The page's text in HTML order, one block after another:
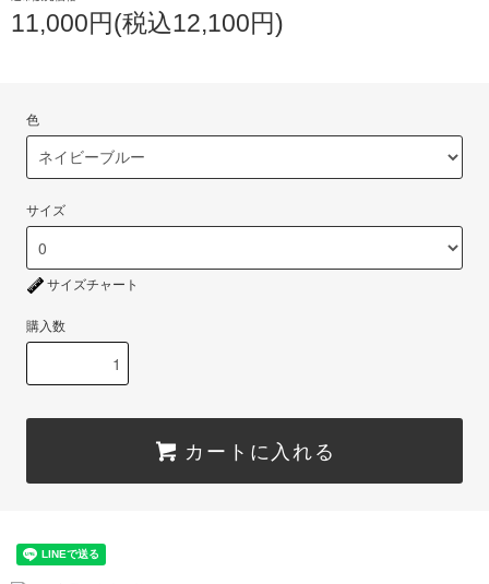
11,000円(税込12,100円)
色
サイズ
サイズチャート
購入数
カートに入れる